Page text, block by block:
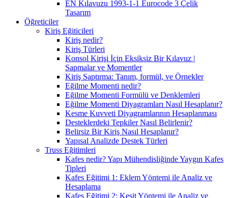
EN Kılavuzu 1993-1-1 Eurocode 3 Çelik
Tasarım
Öğreticiler
Kiriş Eğiticileri
Kiriş nedir?
Kiriş Türleri
Konsol Kirişi İçin Eksiksiz Bir Kılavuz |
Sapmalar ve Momentler
Kiriş Saptırma: Tanım, formül, ve Örnekler
Eğilme Momenti nedir?
Eğilme Momenti Formülü ve Denklemleri
Eğilme Momenti Diyagramları Nasıl Hesaplanır?
Kesme Kuvveti Diyagramlarının Hesaplanması
Desteklerdeki Tepkiler Nasıl Belirlenir?
Belirsiz Bir Kiriş Nasıl Hesaplanır?
Yapısal Analizde Destek Türleri
Truss Eğitimleri
Kafes nedir? Yapı Mühendisliğinde Yaygın Kafes
Tipleri
Kafes Eğitimi 1: Eklem Yöntemi ile Analiz ve
Hesaplama
Kafes Eğitimi 2: Kesit Yöntemi ile Analiz ve